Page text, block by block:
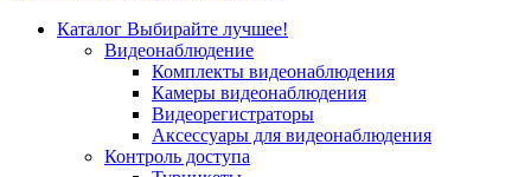
Каталог Выбирайте лучшее!
Видеонаблюдение
Комплекты видеонаблюдения
Камеры видеонаблюдения
Видеорегистраторы
Аксессуары для видеонаблюдения
Контроль доступа